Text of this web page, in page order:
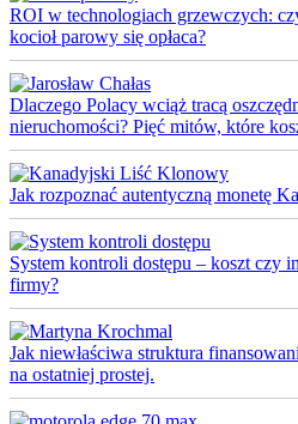
ROI w technologiach grzewczych:
kocioł parowy się opłaca?
Dlaczego Polacy wciąż tracą
nieruchomości? Pięć mitów, które
Jak rozpoznać autentyczną monetę
System kontroli dostępu – koszt czy
firmy?
Jak niewłaściwa struktura
na ostatniej prostej.